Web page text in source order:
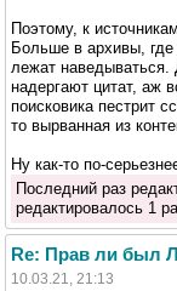
Поэтому, к
Больше в архивы,
лежат наведываться.
надергают цитат, аж
поисковика пестрит
то вырванная из
Ну как-то по-
Последний раз
редактировалось 1
Re: Прав ли был
10.03.21, 21:13